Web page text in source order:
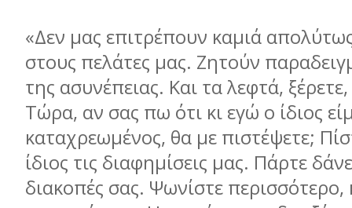
«Δεν μας επιτρέπουν καμιά
στους πελάτες μας. Ζητούν
της ασυνέπειας. Και τα λεφτά, ξέρετε,
Τώρα, αν σας πω ότι κι εγώ ο ίδιος
καταχρεωμένος, θα με πιστέψετε;
ίδιος τις διαφημίσεις μας. Πάρτε
διακοπές σας. Ψωνίστε περισσότερο,